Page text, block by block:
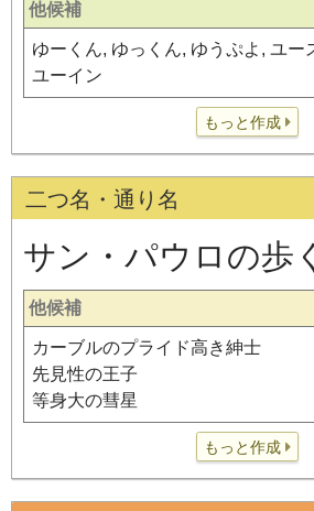
他候補
ゆーくん, ゆっくん, ゆうぷよ, ユー
ユーイン
もっと作成
二つ名・通り名
サン・パウロの歩
他候補
カーブルのプライド高き紳士
先見性の王子
等身大の彗星
もっと作成